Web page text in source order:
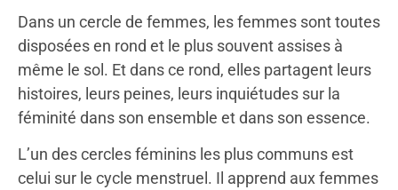
Dans un cercle de femmes, les femmes sont toutes
disposées en rond et le plus souvent assises à
même le sol. Et dans ce rond, elles partagent leurs
histoires, leurs peines, leurs inquiétudes sur la
féminité dans son ensemble et dans son essence.
L’un des cercles féminins les plus communs est
celui sur le cycle menstruel. Il apprend aux femmes